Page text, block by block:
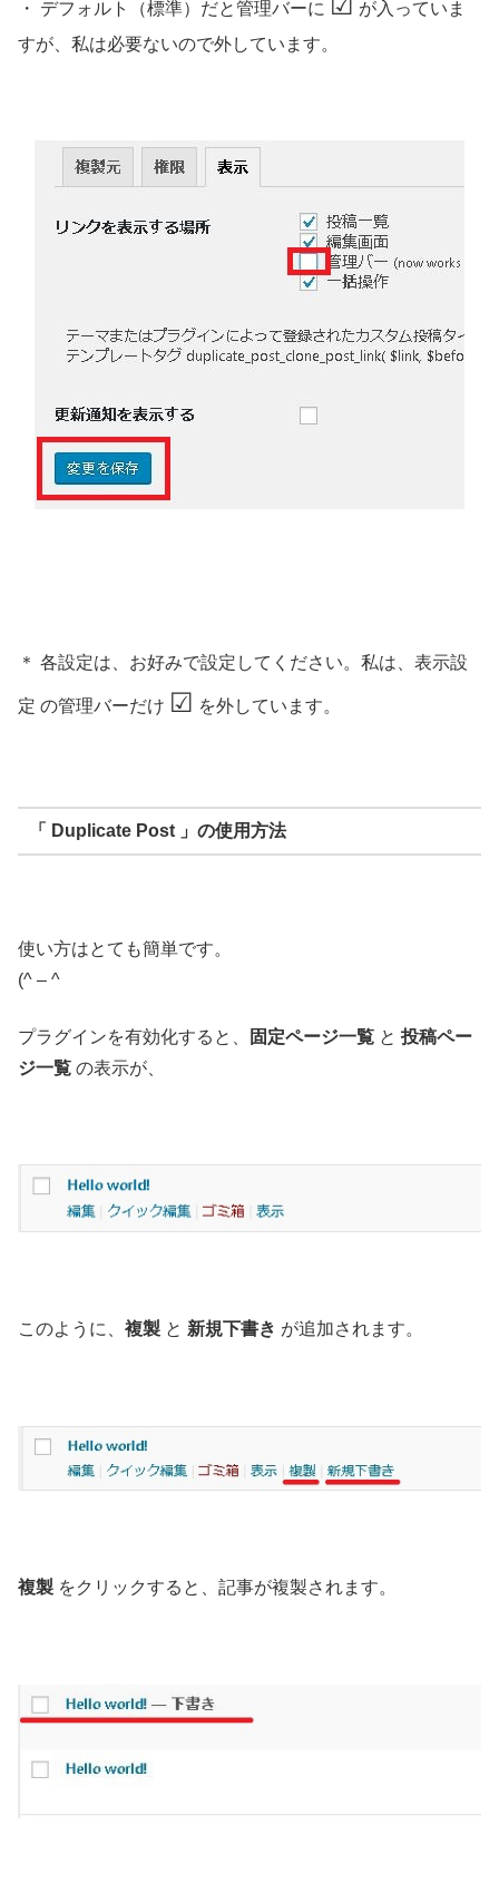
・ デフォルト（標準）だと管理バーに
が入っていま
すが、私は必要ないので外しています。
＊ 各設定は、お好みで設定してください。私は、表示設
定 の管理バーだけ ☑ を外しています。
「 Duplicate Post 」の使用方法
使い方はとても簡単です。
(^ – ^
プラグインを有効化すると、 固定ページ一覧 と 投稿ペー
ジ一覧 の表示が、
このように、 複製 と 新規下書き が追加されます。
複製 をクリックすると、記事が複製されます。